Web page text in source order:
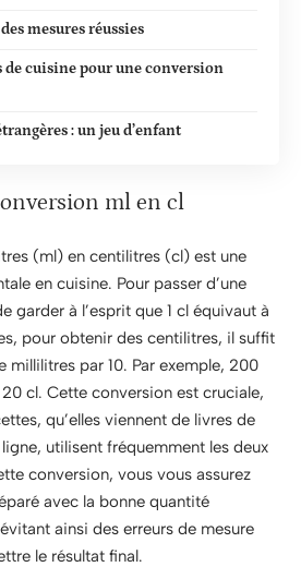
mesures réussies
cuisine pour une conversion
: un jeu d’enfant
ml en cl
(ml) en centilitres (cl) est une
en cuisine. Pour passer d’une
garder à l’esprit que 1 cl équivaut à
pour obtenir des centilitres, il suffit
millilitres par 10. Par exemple, 200
cl. Cette conversion est cruciale,
qu’elles viennent de livres de
utilisent fréquemment les deux
conversion, vous vous assurez
avec la bonne quantité
ainsi des erreurs de mesure
le résultat final.